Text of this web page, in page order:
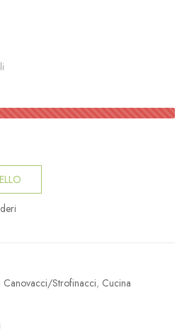
Canovacci/Strofinacci, Cucina